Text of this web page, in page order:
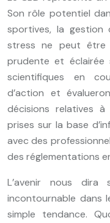
Son rôle potentiel
sportives, la
stress ne peut être
prudente et éclairée
scientifiques en
d’action et
décisions relatives
prises sur la base
avec des
des réglementations
L’avenir nous
incontournable dans
simple tendance.